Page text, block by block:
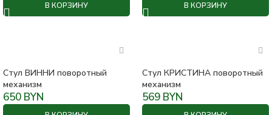
В КОРЗИНУ В КОРЗИНУ
Стул ВИННИ поворотный
механизм
650 BYN
Стул КРИСТИНА поворотный
механизм
569 BYN